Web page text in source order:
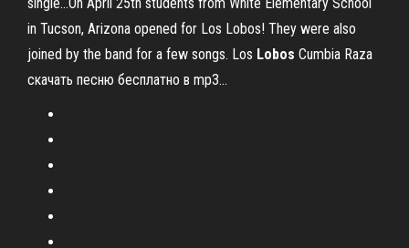
in Tucson, Arizona opened for Los Lobos! They were also
joined by the band for a few songs. Los Lobos Cumbia Raza
скачать песню бесплатно в mp3…